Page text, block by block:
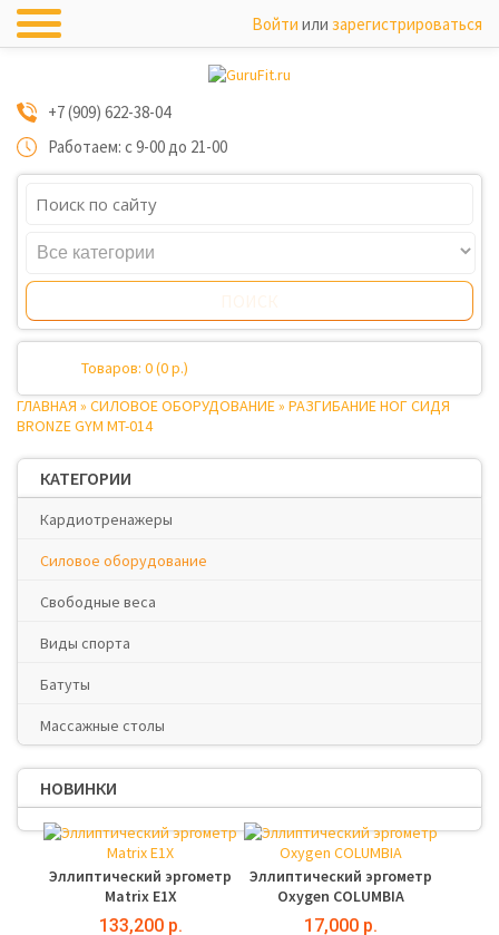
Войти или зарегистрироваться
+7 (909) 622-38-04
Работаем: с 9-00 до 21-00
Товаров: 0 (0 р.)
ГЛАВНАЯ » СИЛОВОЕ ОБОРУДОВАНИЕ» РАЗГИБАНИЕ НОГ СИДЯ
BRONZE GYM MT-014
КАТЕГОРИИ
Кардиотренажеры
Силовое оборудование
Свободные веса
Виды спорта
Батуты
Массажные столы
НОВИНКИ
Эллиптический эргометр
Matrix E1X
133,200 р.
Эллиптический эргометр
Oxygen COLUMBIA
17,000 р.